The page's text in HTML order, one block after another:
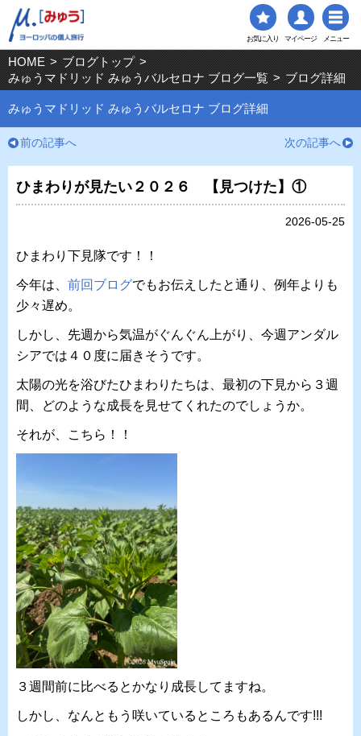
お気に入り マイページ メニュー
HOME > ブログトップ >
みゅうマドリッド みゅうバルセロナ ブログ一覧 > ブログ詳細
みゅうマドリッド みゅうバルセロナ ブログ詳細
前の記事へ 次の記事へ
ひまわりが見たい２０２６ 【見つけた】①
2026-05-25
ひまわり下見隊です！！
今年は、 前回ブログでもお伝えしたと通り、例年よりも
少々遅め。
しかし、先週から気温がぐんぐん上がり、今週アンダル
シアでは４０度に届きそうです。
太陽の光を浴びたひまわりたちは、最初の下見から３週
間、どのような成長を見せてくれたのでしょうか。
それが、こちら！！
３週間前に比べるとかなり成長してますね。
しかし、なんともう咲いているところもあるんです!!!